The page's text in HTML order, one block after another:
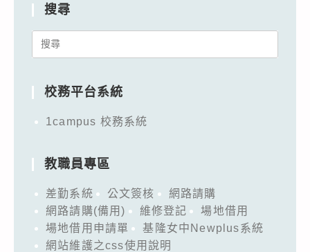
搜尋
Search
校務平台系統
1campus 校務系統
教職員專區
差勤系統 公文簽核
網路請購
網路請購(備用)
維修登記
場地借用
場地借用申請單
基隆女中Newplus系統
網站維護之css使用說明